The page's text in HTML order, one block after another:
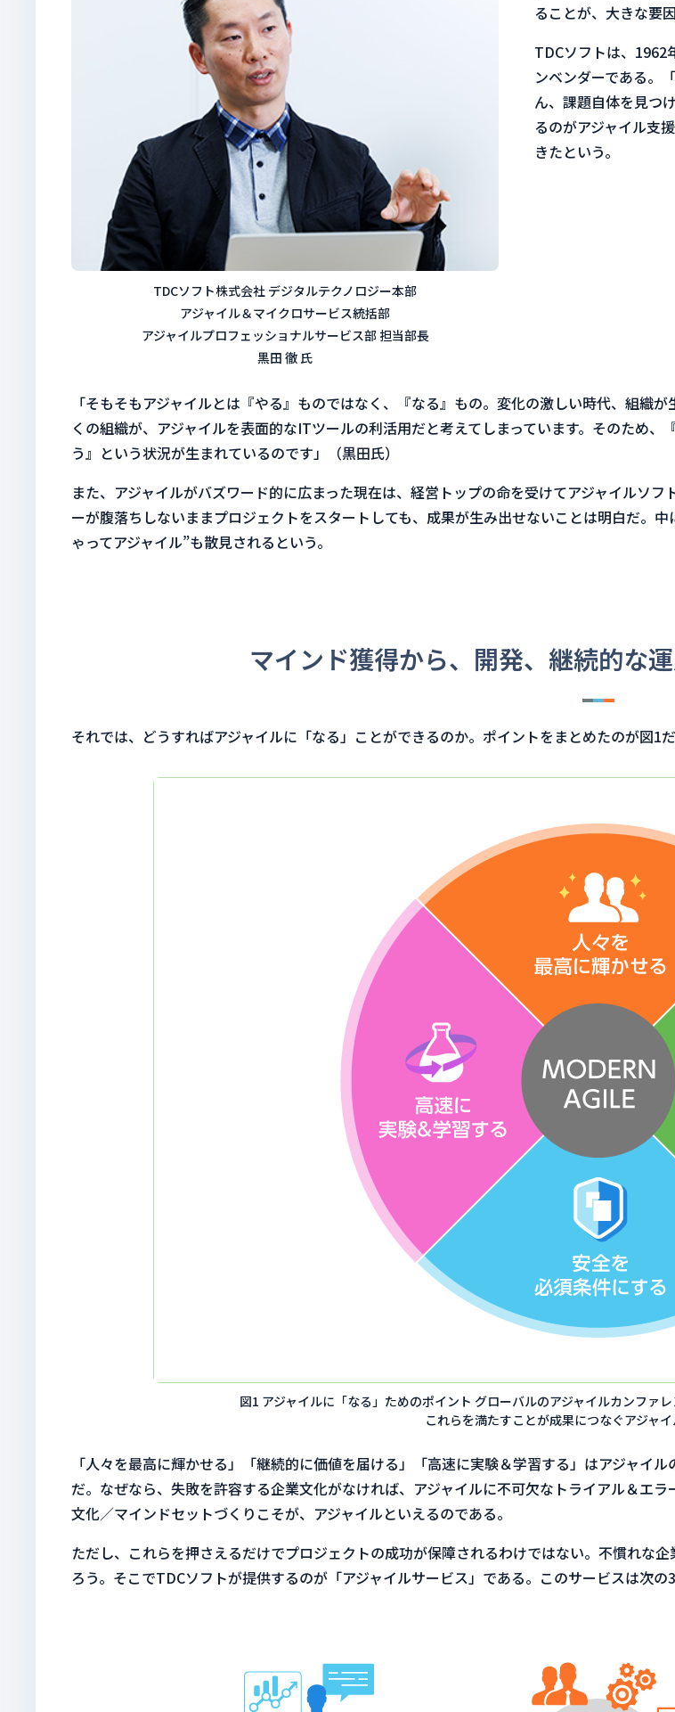
TDCソフト株式会社 デジタルテクノロジー本部
アジャイル＆マイクロサービス統括部
アジャイルプロフェッショナルサービス部 担当部長
黒田 徹 氏
ることが、大きな要
TDCソフトは、1962
ンベンダーである。
ん、課題自体を見つ
るのがアジャイル支
きたという。
「そもそもアジャイルとは『やる』ものではなく、『なる』もの。変化の激しい時代、組織
くの組織が、アジャイルを表面的なITツールの利活用だと考えてしまっています。そのため
う』という状況が生まれているのです」（黒田氏）
また、アジャイルがバズワード的に広まった現在は、経営トップの命を受けてアジャイルソ
ーが腹落ちしないままプロジェクトをスタートしても、成果が生み出せないことは明白だ。
ゃってアジャイル”も散見されるという。
マインド獲得から、開発、継続的な
それでは、どうすればアジャイルに「なる」ことができるのか。ポイントをまとめたのが図1だ
図1 アジャイルに「なる」ためのポイント グローバルのアジャイルカンファ
これらを満たすことが成果につなぐアジャイ
「人々を最高に輝かせる」「継続的に価値を届ける」「高速に実験＆学習する」はアジャイ
だ。なぜなら、失敗を許容する企業文化がなければ、アジャイルに不可欠なトライアル＆エ
文化／マインドセットづくりこそが、アジャイルといえるのである。
ただし、これらを押さえるだけでプロジェクトの成功が保障されるわけではない。不慣れな
ろう。そこでTDCソフトが提供するのが「アジャイルサービス」である。このサービスは次の